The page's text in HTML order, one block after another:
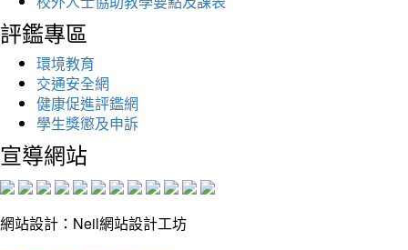
評鑑專區
環境教育
交通安全網
健康促進評鑑網
學生獎懲及申訴
宣導網站
網站設計：Neil網站設計工坊